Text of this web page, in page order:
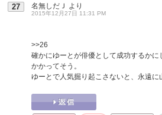
27 名無しだＪ より
2015年12月27日 11:31 PM
>>26
確かにゆーとが俳優として成功するか
かかってそう。
ゆーとで人気掘り起こさないと、永遠